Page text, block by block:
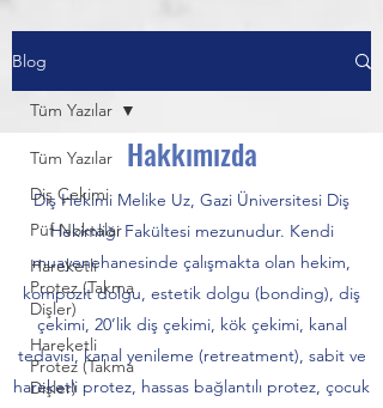
Blog
Tüm Yazılar
Diş Çekimi
Püf Noktalar
Hareketli
Protez (Takma
Dişler)
Hareketli
Protez (Takma
Dişler)
Tüm Yazılar
Hakkımızda
Diş Hekimi Melike Uz, Gazi Üniversitesi Diş
Hekimliği Fakültesi mezunudur. Kendi
muayenehanesinde çalışmakta olan hekim,
kompozit dolgu, estetik dolgu (bonding), diş
çekimi, 20’lik diş çekimi, kök çekimi, kanal
tedavisi, kanal yenileme (retreatment), sabit ve
hareketli protez, hassas bağlantılı protez, çocuk